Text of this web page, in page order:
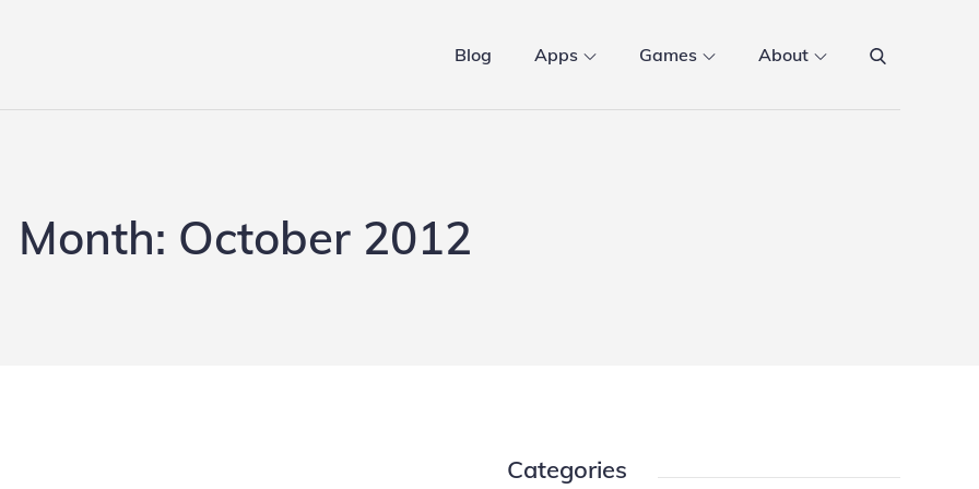
Blog Apps Games About
Month: October 2012
Categories